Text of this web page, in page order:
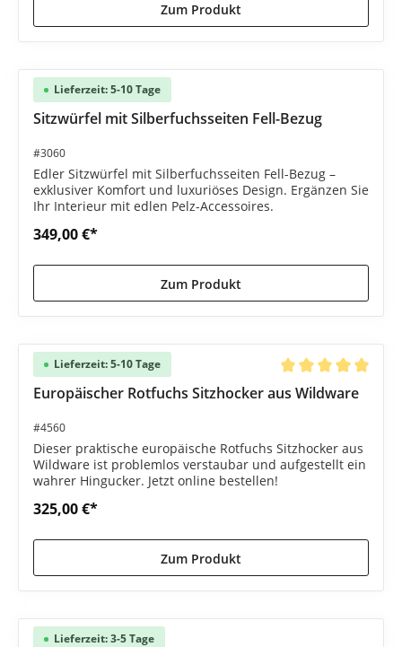
Zum Produkt
Lieferzeit: 5-10 Tage
Sitzwürfel mit Silberfuchsseiten Fell-Bezug
#3060
Edler Sitzwürfel mit Silberfuchsseiten Fell-Bezug –
exklusiver Komfort und luxuriöses Design. Ergänzen Sie
Ihr Interieur mit edlen Pelz-Accessoires.
349,00 €*
Zum Produkt
Lieferzeit: 5-10 Tage
Durchschnittliche
Europäischer Rotfuchs Sitzhocker aus Wildware
#4560
Dieser praktische europäische Rotfuchs Sitzhocker aus
Wildware ist problemlos verstaubar und aufgestellt ein
wahrer Hingucker. Jetzt online bestellen!
325,00 €*
Zum Produkt
Lieferzeit: 3-5 Tage